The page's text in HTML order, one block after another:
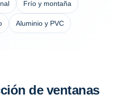
Frío y montaña
Aluminio y PVC
de ventanas